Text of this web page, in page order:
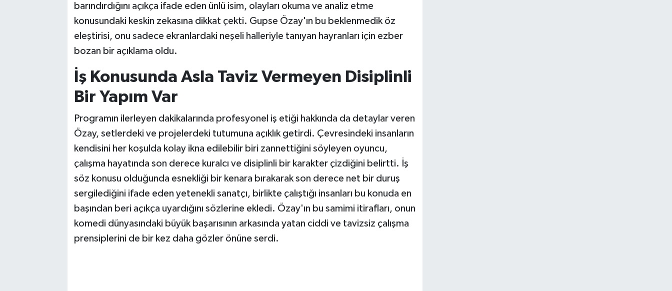
barındırdığını açıkça ifade eden ünlü isim, olayları okuma ve analiz etme
konusundaki keskin zekasına dikkat çekti. Gupse Özay'ın bu beklenmedik öz
eleştirisi, onu sadece ekranlardaki neşeli halleriyle tanıyan hayranları için ezber
bozan bir açıklama oldu.
İş Konusunda Asla Taviz Vermeyen Disiplinli
Bir Yapım Var
Programın ilerleyen dakikalarında profesyonel iş etiği hakkında da detaylar veren
Özay, setlerdeki ve projelerdeki tutumuna açıklık getirdi. Çevresindeki insanların
kendisini her koşulda kolay ikna edilebilir biri zannettiğini söyleyen oyuncu,
çalışma hayatında son derece kuralcı ve disiplinli bir karakter çizdiğini belirtti. İş
söz konusu olduğunda esnekliği bir kenara bırakarak son derece net bir duruş
sergilediğini ifade eden yetenekli sanatçı, birlikte çalıştığı insanları bu konuda en
başından beri açıkça uyardığını sözlerine ekledi. Özay'ın bu samimi itirafları, onun
komedi dünyasındaki büyük başarısının arkasında yatan ciddi ve tavizsiz çalışma
prensiplerini de bir kez daha gözler önüne serdi.